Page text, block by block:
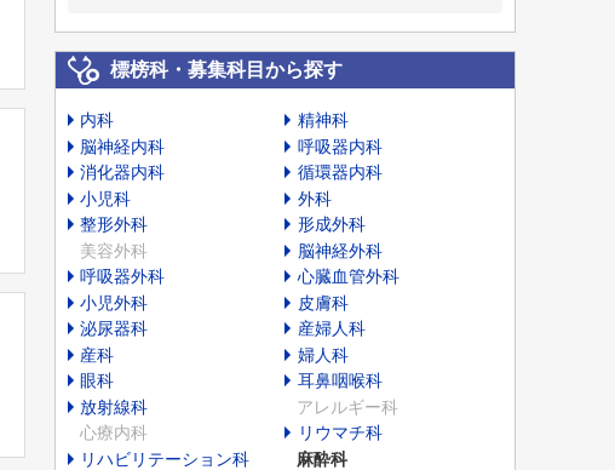
標榜科・募集科目から探す
内科
精神科
脳神経内科
呼吸器内科
消化器内科
循環器内科
小児科
外科
整形外科
形成外科
美容外科
脳神経外科
呼吸器外科
心臓血管外科
小児外科
皮膚科
泌尿器科
産婦人科
産科
婦人科
眼科
耳鼻咽喉科
放射線科
アレルギー科
心療内科
リウマチ科
リハビリテーション科
麻酔科